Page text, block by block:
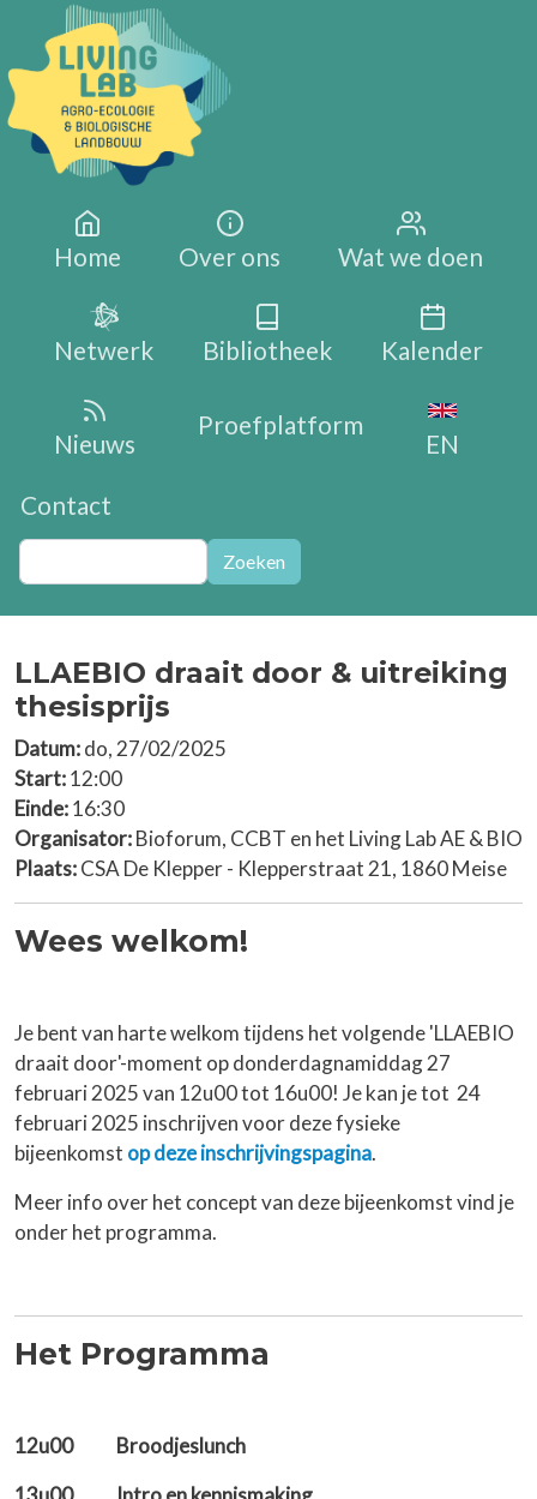
Overslaan en naar de inhoud gaan
Main navigation
Home Over ons Wat we doen
Netwerk Bibliotheek Kalender
Nieuws
Proefplatform
EN
Contact
Zoeken Zoeken
LLAEBIO draait door & uitreiking
thesisprijs
Datum:do, 27/02/2025
Start:12:00
Einde:16:30
Organisator:Bioforum, CCBT en het Living Lab AE & BIO
Plaats:CSA De Klepper - Klepperstraat 21, 1860 Meise
Wees welkom!
Je bent van harte welkom tijdens het volgende 'LLAEBIO
draait door'-moment op donderdagnamiddag 27
februari 2025 van 12u00 tot 16u00! Je kan je tot 24
februari 2025 inschrijven voor deze fysieke
bijeenkomst op deze inschrijvingspagina.
Meer info over het concept van deze bijeenkomst vind je
onder het programma.
Het Programma
12u00 Broodjeslunch